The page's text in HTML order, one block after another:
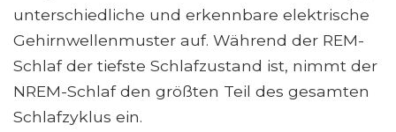
unterschiedliche und erkennbare elektrische
Gehirnwellenmuster auf. Während der REM-
Schlaf der tiefste Schlafzustand ist, nimmt der
NREM-Schlaf den größten Teil des gesamten
Schlafzyklus ein.